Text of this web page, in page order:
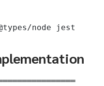
node jest